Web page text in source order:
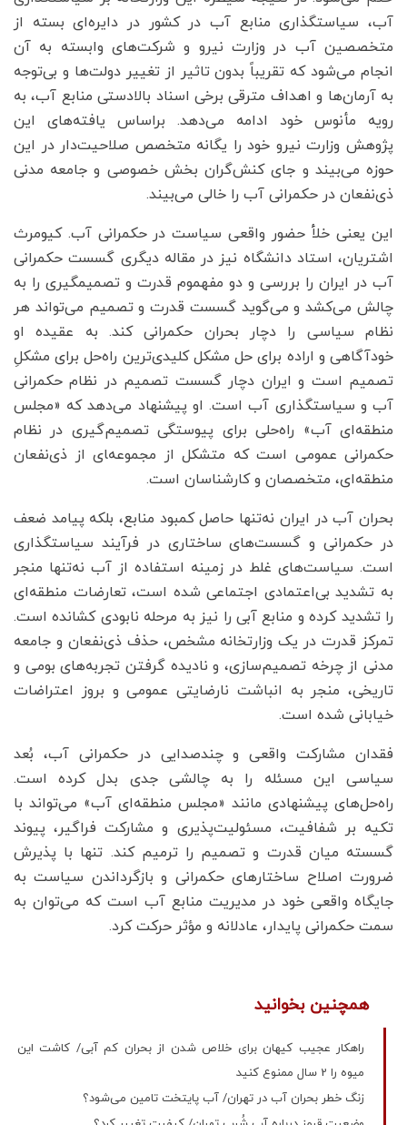
آب، سیاستگذاری منابع آب در کشور در دایره‌ای بسته از
متخصصین آب در وزارت نیرو و شرکت‌های وابسته به آن
انجام می‌شود که تقریباً بدون تاثیر از تغییر دولت‌ها و بی‌توجه
به آرمان‌ها و اهداف مترقی برخی اسناد بالادستی منابع آب، به
رویه مأنوس خود ادامه می‌دهد. براساس یافته‌‌های این
پژوهش وزارت نیرو خود را یگانه متخصص صلاحیت‌دار در این
حوزه می‌بیند و جای کنش‌گران بخش خصوصی و جامعه مدنی
ذی‌نفعان در حکمرانی آب را خالی می‌بیند.
این یعنی خلأ حضور واقعی سیاست در حکمرانی آب. کیومرث
اشتریان، استاد دانشگاه نیز در مقاله دیگری گسست حکمرانی
آب در ایران را بررسی ‌و دو مفهموم قدرت و تصمیم‎گیری را به
چالش می‌کشد و می‌گوید گسست قدرت و تصمیم می‌تواند هر
نظام سیاسی را دچار بحران حکمرانی کند. به عقیده او
خودآگاهی و اراده برای حل مشکل کلیدی‌ترین راه‌حل برای مشکلِ
تصمیم است و ایران دچار گسست تصمیم در نظام حکمرانی
آب و سیاستگذاری آب است. او پیشنهاد می‌‎دهد که «مجلس
منطقه‌ای آب» راه‌حلی برای پیوستگی تصمیم‌گیری در نظام
حکمرانی عمومی است که متشکل از مجموعه‌‍ای از ذی‌نفعان
منطقه‌ای، متخصصان و کارشناسان است.
بحران آب در ایران نه‌تنها حاصل کمبود منابع، بلکه پیامد ضعف
در حکمرانی و گسست‌های ساختاری در فرآیند سیاستگذاری
است. سیاست‌های غلط در زمینه استفاده از آب نه‌تنها منجر
به تشدید بی‌اعتمادی اجتماعی شده است، تعارضات منطقه‌ای
را تشدید کرده و منابع آبی را نیز به مرحله نابودی کشانده است.
تمرکز قدرت در یک وزارتخانه مشخص، حذف ذی‌نفعان و جامعه
مدنی از چرخه تصمیم‌سازی، و نادیده گرفتن تجربه‌های بومی و
تاریخی، منجر به انباشت نارضایتی عمومی و بروز اعتراضات
خیابانی شده است.
فقدان مشارکت واقعی و چندصدایی در حکمرانی آب، بُعد
سیاسی این مسئله را به چالشی جدی بدل کرده است.
راه‌حل‌های پیشنهادی مانند «مجلس منطقه‌ای آب» می‌تواند با
تکیه بر شفافیت، مسئولیت‌پذیری و مشارکت فراگیر، پیوند
گسسته میان قدرت و تصمیم را ترمیم کند. تنها با پذیرش
ضرورت اصلاح ساختارهای حکمرانی و بازگرداندن سیاست به
جایگاه واقعی خود در مدیریت منابع آب است که می‌توان به
سمت حکمرانی پایدار، عادلانه و مؤثر حرکت کرد.
همچنین بخوانید
راهکار عجیب کیهان برای خلاص شدن از بحران کم آبی/ کاشت این
میوه را 2 سال ممنوع کنید
زنگ خطر بحران آب در تهران/ آب پایتخت تامین می‌شود؟